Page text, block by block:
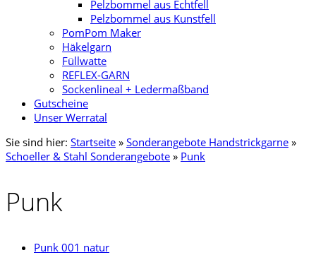
Pelzbommel aus Echtfell
Pelzbommel aus Kunstfell
PomPom Maker
Häkelgarn
Füllwatte
REFLEX-GARN
Sockenlineal + Ledermaßband
Gutscheine
Unser Werratal
Sie sind hier: Startseite » Sonderangebote Handstrickgarne »
Schoeller & Stahl Sonderangebote » Punk
Punk
Punk 001 natur